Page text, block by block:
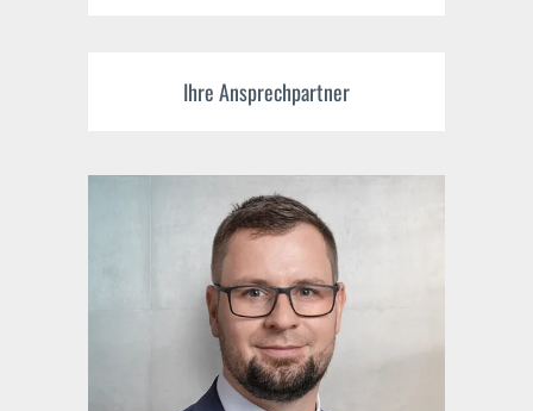
Ihre Ansprechpartner